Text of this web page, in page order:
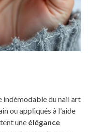
indémodable du nail art
ou appliqués à l'aide
une élégance